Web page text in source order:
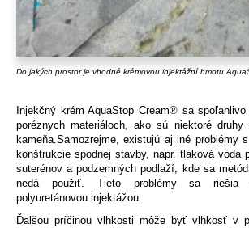
Do jakých prostor je vhodné krémovou injektážní hmotu
Injekčný krém AquaStop Cream® sa
poréznych materiáloch, ako sú niektoré druhy
kameňa.Samozrejme, existujú aj iné problémy
konštrukcie spodnej stavby, napr. tlaková voda
suterénov a podzemných podlaží, kde sa
nedá použiť. Tieto problémy sa riešia
polyuretánovou injektážou.
Ďalšou príčinou vlhkosti môže byť vlhkosť v